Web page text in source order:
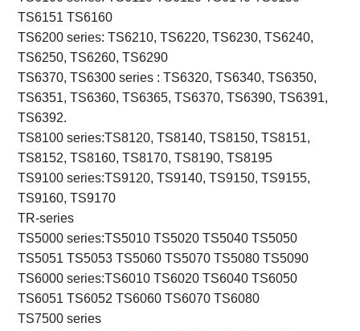
TS6151 TS6160
TS6200 series: TS6210, TS6220, TS6230, TS6240,
TS6250, TS6260, TS6290
TS6370, TS6300 series : TS6320, TS6340, TS6350,
TS6351, TS6360, TS6365, TS6370, TS6390, TS6391,
TS6392.
TS8100 series:TS8120, TS8140, TS8150, TS8151,
TS8152, TS8160, TS8170, TS8190, TS8195
TS9100 series:TS9120, TS9140, TS9150, TS9155,
TS9160, TS9170
TR-series
TS5000 series:TS5010 TS5020 TS5040 TS5050
TS5051 TS5053 TS5060 TS5070 TS5080 TS5090
TS6000 series:TS6010 TS6020 TS6040 TS6050
TS6051 TS6052 TS6060 TS6070 TS6080
TS7500 series